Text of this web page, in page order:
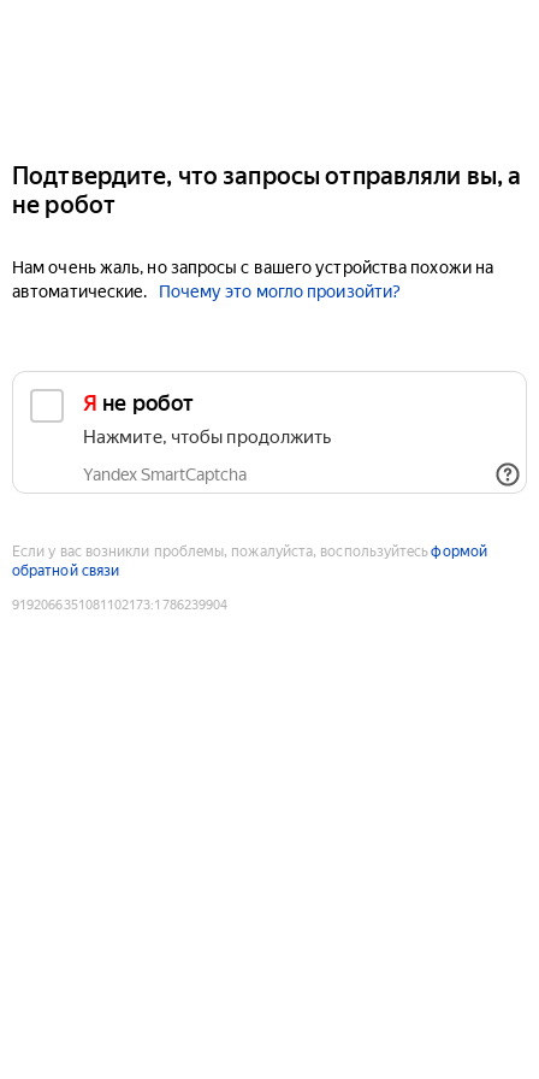
Подтвердите, что запросы отправляли вы, а
не робот
Нам очень жаль, но запросы с вашего устройства похожи на
автоматические.
Почему это могло произойти?
Я не робот
Нажмите, чтобы продолжить
Yandex SmartCaptcha
Если у вас возникли проблемы, пожалуйста, воспользуйтесьформой
обратной связи
9192066351081102173:1786239904